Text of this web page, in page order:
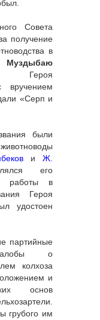
Совета
получение
в
Муздыбаю
Героя
вручением
«Серп и
были
и Ж.
его
работы в
Героя
удостоен
партийные
о
колхоза
и
основ
грубого им